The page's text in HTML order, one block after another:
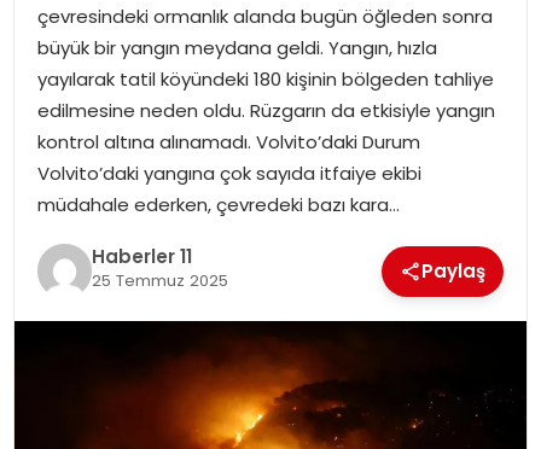
MAGAZIN
SPOR
YAŞAM
çevresindeki ormanlık alanda bugün öğleden sonra
büyük bir yangın meydana geldi. Yangın, hızla
yayılarak tatil köyündeki 180 kişinin bölgeden tahliye
edilmesine neden oldu. Rüzgarın da etkisiyle yangın
kontrol altına alınamadı. Volvito’daki Durum
Volvito’daki yangına çok sayıda itfaiye ekibi
müdahale ederken, çevredeki bazı kara…
Haberler 11
25 Temmuz 2025 Paylaş